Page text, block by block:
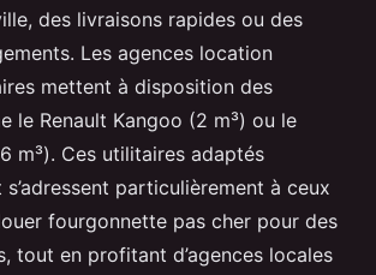
des livraisons rapides ou des
Les agences location
mettent à disposition des
le Renault Kangoo (2 m³) ou le
m³). Ces utilitaires adaptés
particulièrement à ceux
fourgonnette pas cher pour des
tout en profitant d’agences locales